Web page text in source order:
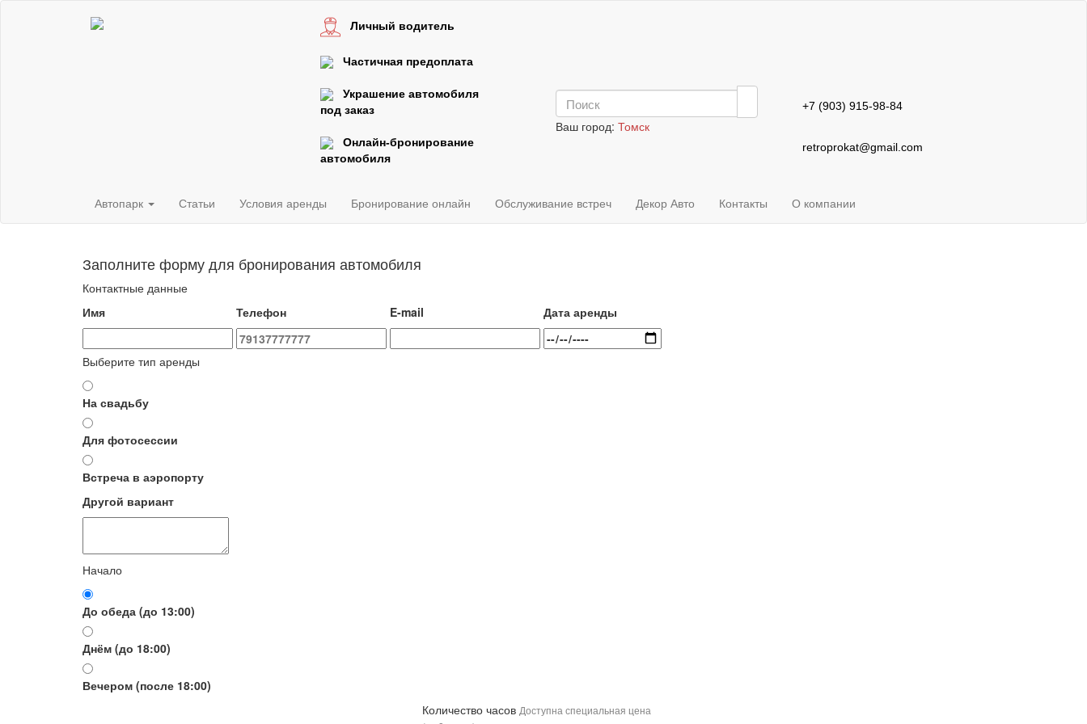
Личный водитель
Частичная предоплата
Украшение автомобиля
под заказ
Онлайн-бронирование
автомобиля
Ваш город: Томск
+7 (903) 915-98-84
retroprokat@gmail.com
Автопарк Статьи Условия аренды Бронирование онлайн Обслуживание встреч Декор Авто Контакты О компании
Заполните форму для бронирования автомобиля
Контактные данные
Имя
Телефон E-mail Дата аренды
Выберите тип аренды
На свадьбу
Для фотосессии
Встреча в аэропорту
Другой вариант
Начало
До обеда (до 13:00)
Днём (до 18:00)
Вечером (после 18:00)
Количество часов Доступна специальная цена